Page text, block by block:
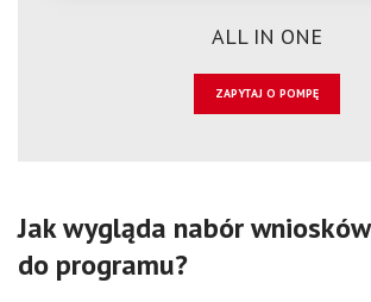
ALL IN ONE
ZAPYTAJ O POMPĘ
Jak wygląda nabór wniosków
do programu?